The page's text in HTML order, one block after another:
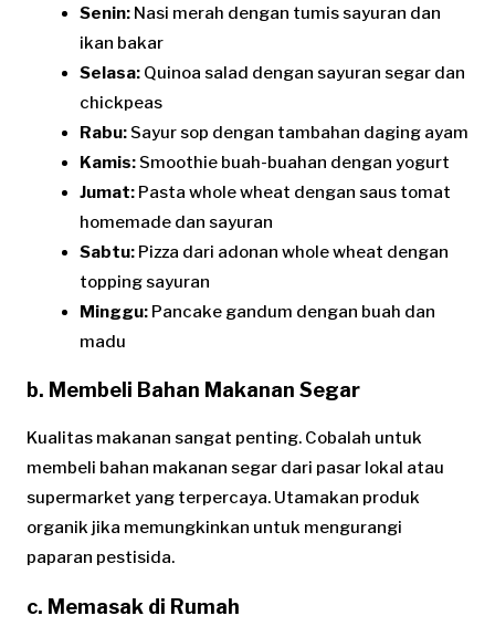
Senin: Nasi merah dengan tumis sayuran dan
ikan bakar
Selasa: Quinoa salad dengan sayuran segar dan
chickpeas
Rabu:Sayur sop dengan tambahan daging ayam
Kamis:Smoothie buah-buahan dengan yogurt
Jumat: Pasta whole wheat dengan saus tomat
homemade dan sayuran
Sabtu: Pizza dari adonan whole wheat dengan
topping sayuran
Minggu: Pancake gandum dengan buah dan
madu
b. Membeli Bahan Makanan Segar
Kualitas makanan sangat penting. Cobalah untuk
membeli bahan makanan segar dari pasar lokal atau
supermarket yang terpercaya. Utamakan produk
organik jika memungkinkan untuk mengurangi
paparan pestisida.
c. Memasak di Rumah